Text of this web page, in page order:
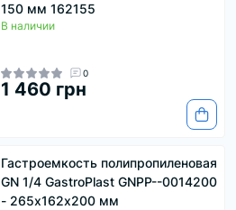
150 мм 162155
В наличии
0
1 460 грн
Гастроемкость полипропиленовая
GN 1/4 GastroPlast GNPP--0014200
- 265х162х200 мм